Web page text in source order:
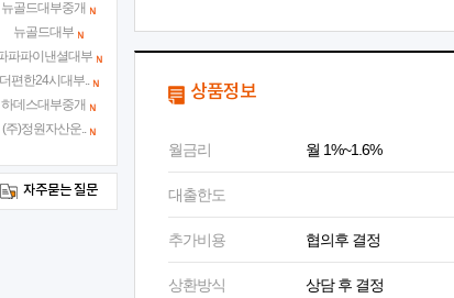
상품정보
월금리 월 1%~1.6%
대출한도
추가비용 협의후 결정
상환방식 상담 후 결정
뉴골드대부중개
뉴골드대부
파파이낸셜대부
편한24시대부..
하데스대부중개
(주)정원자산운..
자주묻는 질문